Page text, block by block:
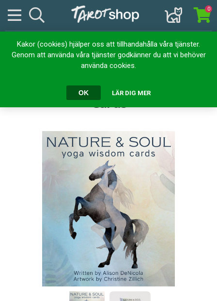
Kakor (cookies) hjälper oss att tillhandahålla våra tjänster.
Genom att använda våra tjänster godkänner du att vi behöver
använda cookies.
OK LÄR DIG MER
0
Hem
Nature and Soul Yoga Wisdom Cards
Nature and Soul Yoga Wisdom
Cards